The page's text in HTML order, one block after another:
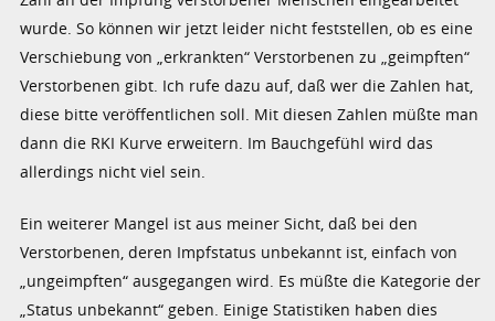
wurde. So können wir jetzt leider nicht feststellen, ob es eine
Verschiebung von „erkrankten“ Verstorbenen zu „geimpften“
Verstorbenen gibt. Ich rufe dazu auf, daß wer die Zahlen hat,
diese bitte veröffentlichen soll. Mit diesen Zahlen müßte man
dann die RKI Kurve erweitern. Im Bauchgefühl wird das
allerdings nicht viel sein.
Ein weiterer Mangel ist aus meiner Sicht, daß bei den
Verstorbenen, deren Impfstatus unbekannt ist, einfach von
„ungeimpften“ ausgegangen wird. Es müßte die Kategorie der
„Status unbekannt“ geben. Einige Statistiken haben dies